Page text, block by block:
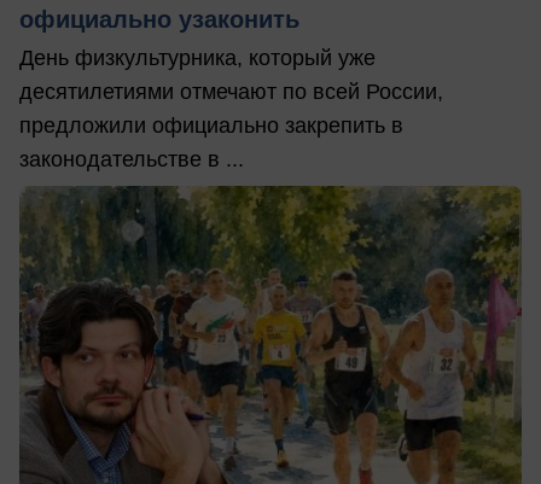
официально узаконить
День физкультурника, который уже
десятилетиями отмечают по всей России,
предложили официально закрепить в
законодательстве в ...